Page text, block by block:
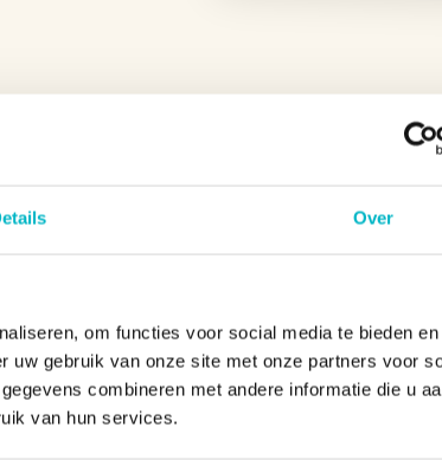
Over
om functies voor social media te bieden en
uw gebruik van onze site met onze partners voor
combineren met andere informatie die u
van hun services.
haal je de huurauto op en rij je in de richting van
vol witte zandstranden en wuivende
Er komen een paar dagen per week
centrum te renoveren. Het is de
watervallen, ook wel de trappen van